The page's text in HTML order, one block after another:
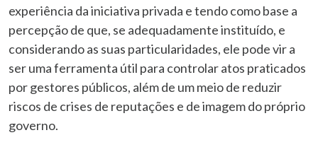
experiência da iniciativa privada e tendo como base a
percepção de que, se adequadamente instituído, e
considerando as suas particularidades, ele pode vir a
ser uma ferramenta útil para controlar atos praticados
por gestores públicos, além de um meio de reduzir
riscos de crises de reputações e de imagem do próprio
governo.